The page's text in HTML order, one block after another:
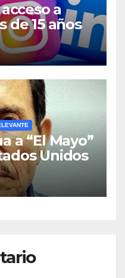
a
de 15 años
a “El Mayo”
Unidos